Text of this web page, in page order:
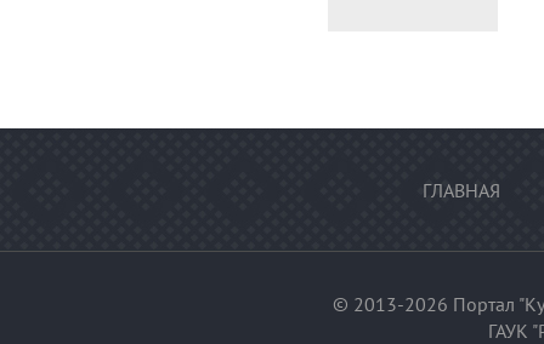
ГЛАВНАЯ
© 2013-2026 Портал
ГАУК